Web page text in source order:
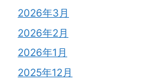
2026年3月
2026年2月
2026年1月
2025年12月